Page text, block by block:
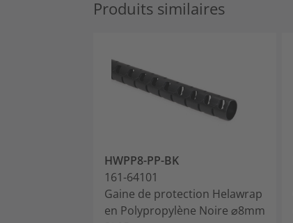
Produits similaires
HWPP8-PP-BK
161-64101
Gaine de protection Helawrap
en Polypropylène Noire ⌀8mm